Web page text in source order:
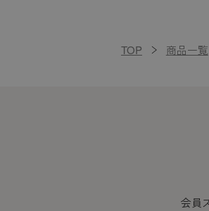
TOP 商品一覧
会員